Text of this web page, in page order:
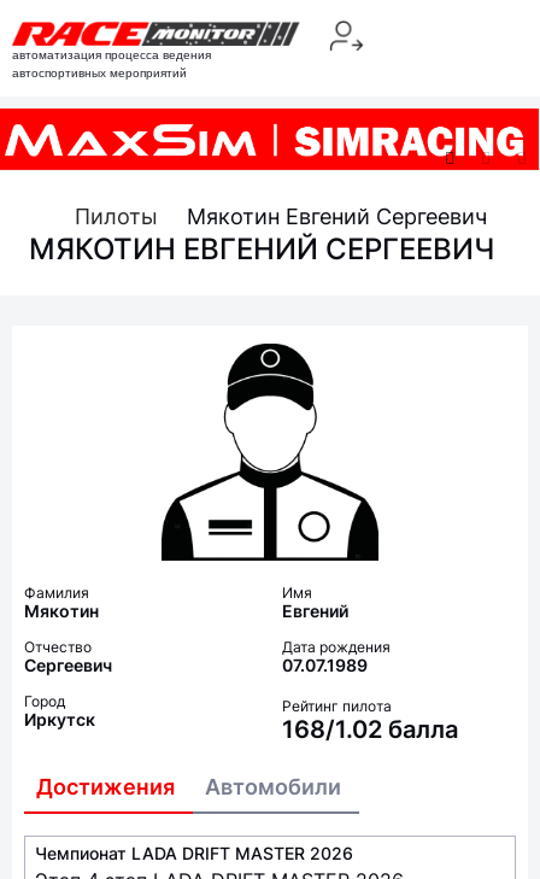
автоматизация процесса ведения
автоспортивных мероприятий
Пилоты Мякотин Евгений Сергеевич
МЯКОТИН ЕВГЕНИЙ СЕРГЕЕВИЧ
Фамилия
Мякотин
Имя
Евгений
Отчество
Сергеевич
Дата рождения
07.07.1989
Город
Иркутск
Рейтинг пилота
168/1.02 балла
Достижения Автомобили
Чемпионат LADA DRIFT MASTER 2026